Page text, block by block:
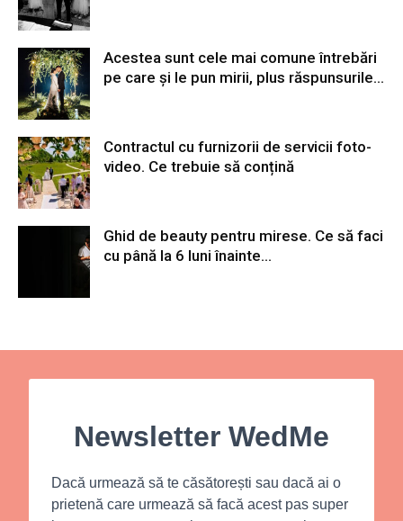
Acestea sunt cele mai comune întrebări
pe care și le pun mirii, plus răspunsurile...
Contractul cu furnizorii de servicii foto-
video. Ce trebuie să conțină
Ghid de beauty pentru mirese. Ce să faci
cu până la 6 luni înainte...
Newsletter WedMe
Dacă urmează să te căsătorești sau dacă ai o
prietenă care urmează să facă acest pas super